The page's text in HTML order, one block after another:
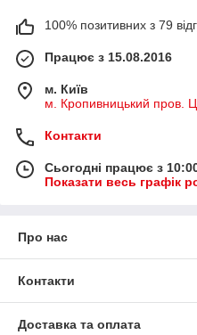
100% позитивних з 79
Працює з 15.08.2016
м. Київ
м. Кропивницький пров.
Контакти
Сьогодні працює з
Показати весь графік
Про нас
Контакти
Доставка та оплата